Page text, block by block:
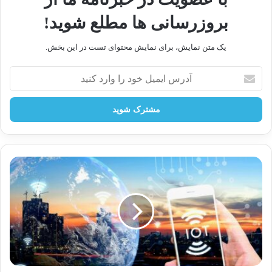
غنی‌سازی
کپی لینک
بروزرسانی ها مطلع شوید!
یک متن نمایش، برای نمایش محتوای تست در این بخش.
ایمیل
خود
وارد
کنید